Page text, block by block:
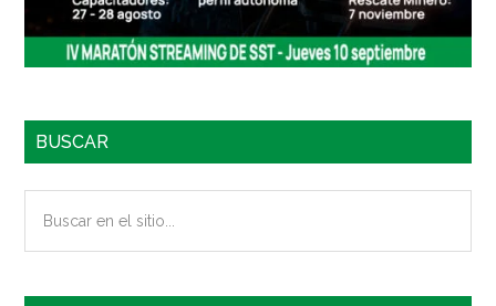
BUSCAR